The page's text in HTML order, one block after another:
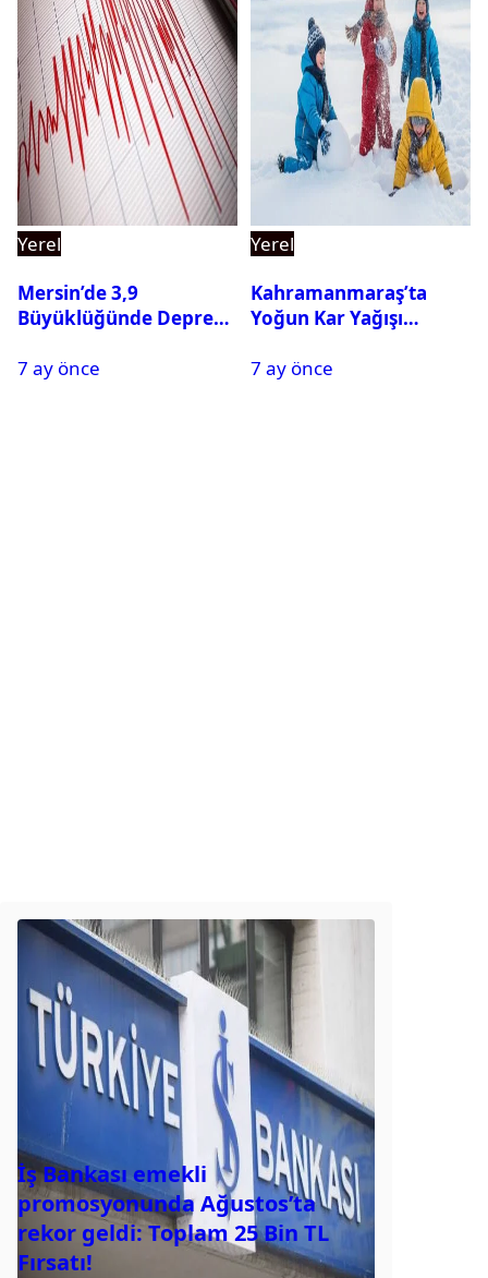
Yerel
Mersin’de 3,9
Büyüklüğünde Deprem
7 ay önce
Yerel
Kahramanmaraş’ta
Yoğun Kar Yağışı
Tatil
7 ay önce
İş Bankası emekli
promosyonunda Ağustos’ta
rekor geldi: Toplam 25 Bin TL
Fırsatı!